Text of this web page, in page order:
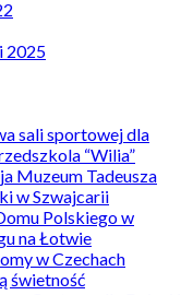
2025
sali sportowej dla
“Wilia”
Muzeum Tadeusza
w Szwajcarii
Polskiego w
na Łotwie
w Czechach
świetność